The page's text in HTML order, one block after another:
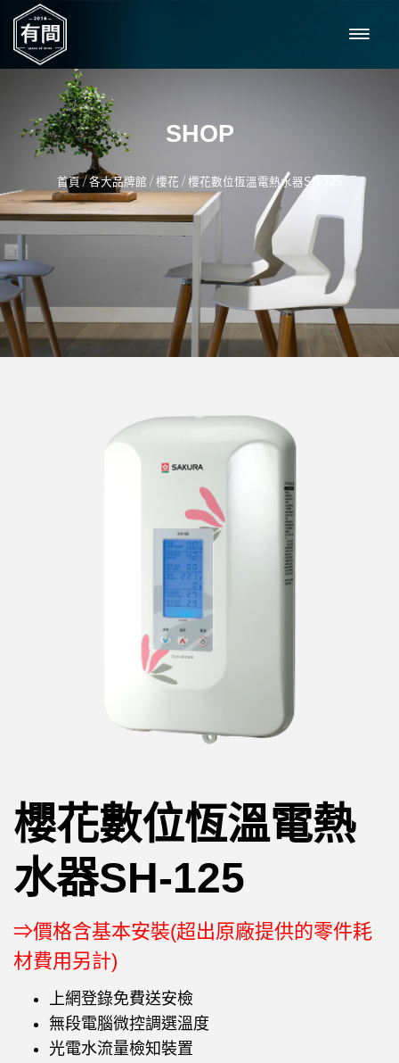
SHOP
首頁/各大品牌館 / 櫻花 / 櫻花數位恆溫電熱水器SH-125
櫻花數位恆溫電熱
水器SH-125
⇒價格含基本安裝(超出原廠提供的零件耗
材費用另計)
上網登錄免費送安檢
無段電腦微控調選溫度
光電水流量檢知裝置